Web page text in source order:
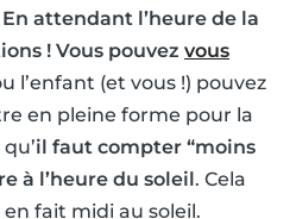
En attendant l’heure de la
! Vous pouvez vous
l’enfant (et vous !) pouvez
en pleine forme pour la
il faut compter “moins
à l’heure du soleil. Cela
en fait midi au soleil.